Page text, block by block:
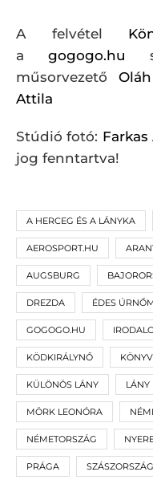
A felvétel
a gogogo.hu
műsorvezető
Attila
Stúdió fotó:
jog fenntartva!
A HERCEG ÉS A LÁNYKA
AEROSPORT.HU
AUGSBURG
DREZDA ÉDES
GOGOGO.HU
KÖDKIRÁLYNŐ
KÜLÖNÖS LÁNY LÁNY
MÖRK LEONÓRA
NÉMETORSZÁG
PRÁGA SZÁSZORSZÁG